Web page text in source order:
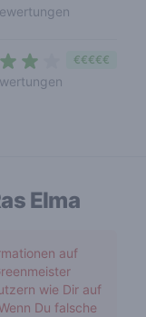
€€€€€
Elma
auf
wie Dir auf
Du falsche